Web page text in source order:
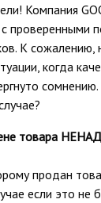
Компания
проверенными
К сожалению,
когда
сомнению.
товара
продан
если это не